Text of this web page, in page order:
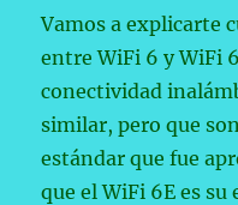
Vamos a explicarte
entre WiFi 6 y WiFi
conectividad
similar, pero que
estándar que fue
que el WiFi 6E es